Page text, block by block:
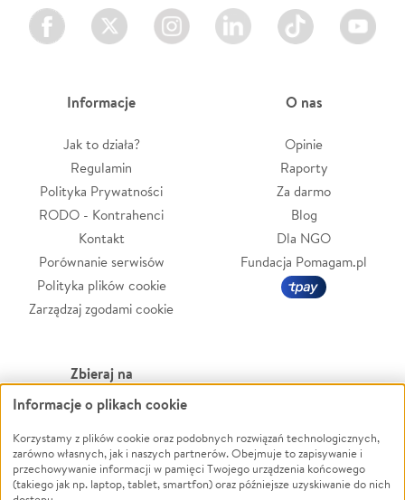
Facebook Twitter Instagram LinkedIn TikTok Youtube
Informacje
Jak to działa?
Regulamin
Polityka Prywatności
RODO - Kontrahenci
Kontakt
Porównanie serwisów
Polityka plików cookie
Zarządzaj zgodami cookie
O nas
Opinie
Raporty
Za darmo
Blog
Dla NGO
Fundacja Pomagam.pl
Zbieraj na
Leczenie
Zwierzęta
Pożar
Ukraina
Powódź
Wichura
NGO
Informacje o plikach cookie
Korzystamy z plików cookie oraz podobnych rozwiązań technologicznych,
zarówno własnych, jak i naszych partnerów. Obejmuje to zapisywanie i
przechowywanie informacji w pamięci Twojego urządzenia końcowego
(takiego jak np. laptop, tablet, smartfon) oraz późniejsze uzyskiwanie do nich